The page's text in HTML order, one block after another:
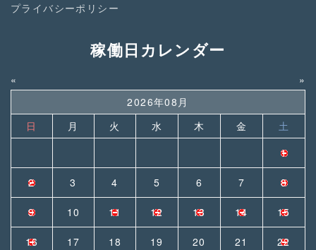
プライバシーポリシー
稼働日カレンダー
«
»
2026年08月
日
月 火 水 木 金
土
1
2 3 4 5 6 7 8
9 10 11 12 13 14 15
16 17 18 19 20 21 22